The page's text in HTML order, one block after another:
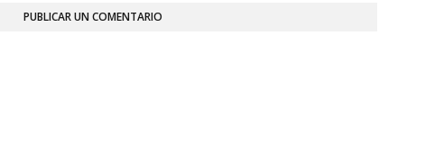
PUBLICAR UN COMENTARIO